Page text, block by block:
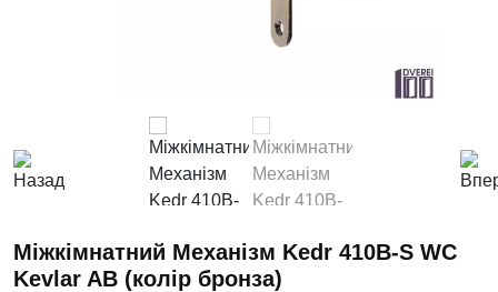
Міжкімнатний Механізм Kedr 410B-S WC
Kevlar AB (колір бронза)